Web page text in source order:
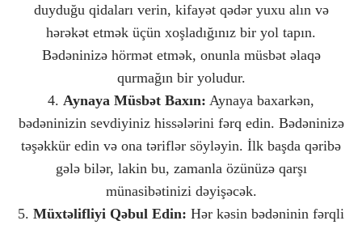
duyduğu qidaları verin, kifayət qədər yuxu alın və
hərəkət etmək üçün xoşladığınız bir yol tapın.
Bədəninizə hörmət etmək, onunla müsbət əlaqə
qurmağın bir yoludur.
4. Aynaya Müsbət Baxın: Aynaya baxarkən,
bədəninizin sevdiyiniz hissələrini fərq edin. Bədəninizə
təşəkkür edin və ona təriflər söyləyin. İlk başda qəribə
gələ bilər, lakin bu, zamanla özünüzə qarşı
münasibətinizi dəyişəcək.
5. Müxtəlifliyi Qəbul Edin: Hər kəsin bədəninin fərqli